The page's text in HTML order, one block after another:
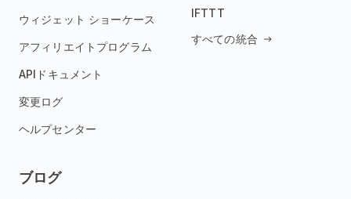
ウィジェット ショーケース
アフィリエイトプログラム
APIドキュメント
変更ログ
ヘルプセンター
IFTTT
すべての統合
ブログ